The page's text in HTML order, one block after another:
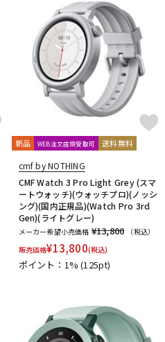
新品 WEB注文店頭受取可 送料無料
cmf by NOTHING
CMF Watch 3 Pro Light Grey (スマ
ートウォッチ)(ウォッチプロ)(ノッシ
ング)(国内正規品)(Watch Pro 3rd
Gen)(ライトグレー)
メーカー希望小売価格 ¥13,800
（税込）
販売価格¥13,800(税込)
ポイント：1%(125pt)